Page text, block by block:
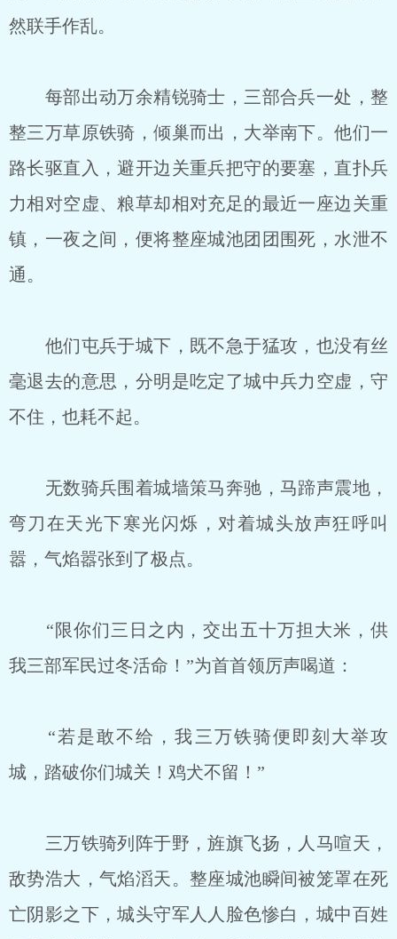
然联手作乱。
每部出动万余精锐骑士，三部合兵一处，整
整三万草原铁骑，倾巢而出，大举南下。他们一
路长驱直入，避开边关重兵把守的要塞，直扑兵
力相对空虚、粮草却相对充足的最近一座边关重
镇，一夜之间，便将整座城池团团围死，水泄不
通。
他们屯兵于城下，既不急于猛攻，也没有丝
毫退去的意思，分明是吃定了城中兵力空虚，守
不住，也耗不起。
无数骑兵围着城墙策马奔驰，马蹄声震地，
弯刀在天光下寒光闪烁，对着城头放声狂呼叫
嚣，气焰嚣张到了极点。
“限你们三日之内，交出五十万担大米，供
我三部军民过冬活命！”为首首领厉声喝道：
“若是敢不给，我三万铁骑便即刻大举攻
城，踏破你们城关！鸡犬不留！”
三万铁骑列阵于野，旌旗飞扬，人马喧天，
敌势浩大，气焰滔天。整座城池瞬间被笼罩在死
亡阴影之下，城头守军人人脸色惨白，城中百姓